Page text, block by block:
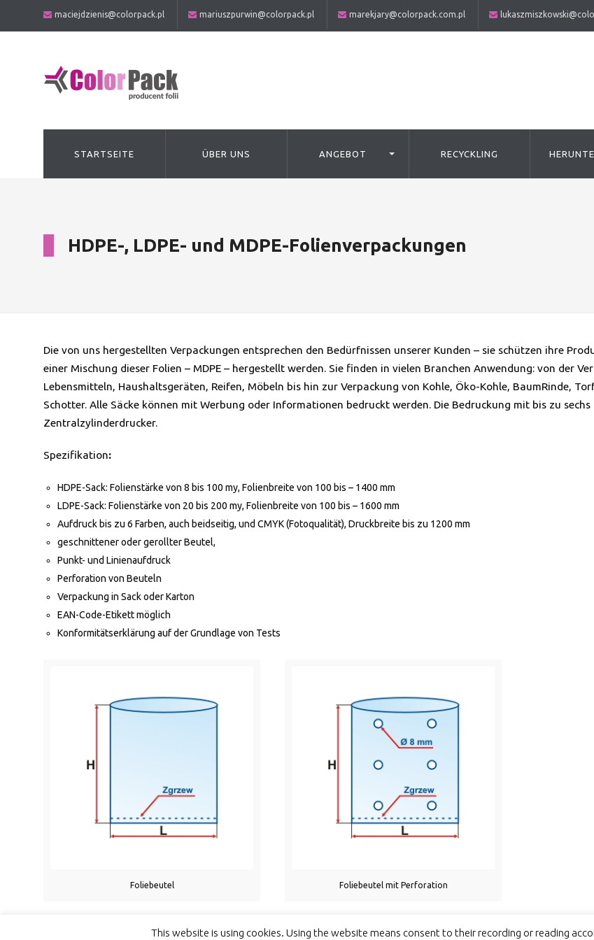
maciejdzienis@colorpack.pl mariuszpurwin@colorpack.pl marekjary@colorpack.com.pl
STARTSEITE ÜBER UNS ANGEBOT RECYCKLING
HDPE-, LDPE- und MDPE-Folienverpackungen
Die von uns hergestellten Verpackungen entsprechen den Bedürfnissen unserer Kunden – sie schützen ihre
einer Mischung dieser Folien – MDPE – hergestellt werden. Sie finden in vielen Branchen Anwendung: von der
Lebensmitteln, Haushaltsgeräten, Reifen, Möbeln bis hin zur Verpackung von Kohle, Öko-Kohle, BaumRinde,
Schotter. Alle Säcke können mit Werbung oder Informationen bedruckt werden. Die Bedruckung mit bis zu
Zentralzylinderdrucker.
Spezifikation:
HDPE-Sack: Folienstärke von 8 bis 100 my, Folienbreite von 100 bis – 1400 mm
LDPE-Sack: Folienstärke von 20 bis 200 my, Folienbreite von 100 bis – 1600 mm
Aufdruck bis zu 6 Farben, auch beidseitig, und CMYK (Fotoqualität), Druckbreite bis zu 1200 mm
geschnittener oder gerollter Beutel,
Punkt- und Linienaufdruck
Perforation von Beuteln
Verpackung in Sack oder Karton
EAN-Code-Etikett möglich
Konformitätserklärung auf der Grundlage von Tests
Foliebeutel Foliebeutel mit Perforation
This website is using cookies. Using the website means consent to their recording or reading